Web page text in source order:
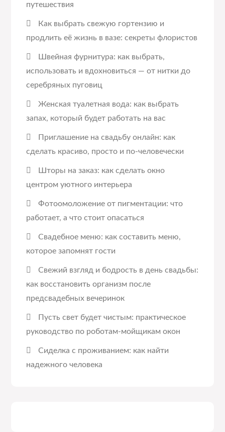
путешествия
Как выбрать свежую гортензию и
продлить её жизнь в вазе: секреты флористов
Швейная фурнитура: как выбрать,
использовать и вдохновиться — от нитки до
серебряных пуговиц
Женская туалетная вода: как выбрать
запах, который будет работать на вас
Приглашение на свадьбу онлайн: как
сделать красиво, просто и по-человечески
Шторы на заказ: как сделать окно
центром уютного интерьера
Фотоомоложение от пигментации: что
работает, а что стоит опасаться
Свадебное меню: как составить меню,
которое запомнят гости
Свежий взгляд и бодрость в день свадьбы:
как восстановить организм после
предсвадебных вечеринок
Пусть свет будет чистым: практическое
руководство по роботам-мойщикам окон
Сиделка с проживанием: как найти
надежного человека